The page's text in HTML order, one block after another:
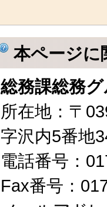
本ページに
総務課総務
所在地：〒
字沢内5番
電話番号：
Fax番号：